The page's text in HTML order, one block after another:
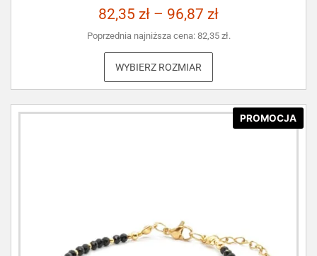
82,35 zł – 96,87 zł
Poprzednia najniższa cena: 82,35 zł.
WYBIERZ ROZMIAR
PROMOCJA